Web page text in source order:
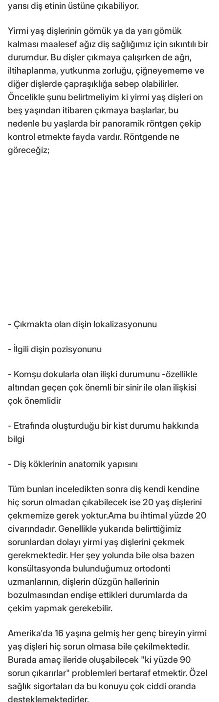
yarısı diş etinin üstüne çıkabiliyor.
Yirmi yaş dişlerinin gömük ya da yarı gömük
kalması maalesef ağız diş sağlığımız için sıkıntılı bir
durumdur. Bu dişler çıkmaya çalışırken de ağrı,
iltihaplanma, yutkunma zorluğu, çiğneyememe ve
diğer dişlerde çapraşıklığa sebep olabilirler.
Öncelikle şunu belirtmeliyim ki yirmi yaş dişleri on
beş yaşından itibaren çıkmaya başlarlar, bu
nedenle bu yaşlarda bir panoramik röntgen çekip
kontrol etmekte fayda vardır. Röntgende ne
göreceğiz;
- Çıkmakta olan dişin lokalizasyonunu
- İlgili dişin pozisyonunu
- Komşu dokularla olan ilişki durumunu -özellikle
altından geçen çok önemli bir sinir ile olan ilişkisi
çok önemlidir
- Etrafında oluşturduğu bir kist durumu hakkında
bilgi
- Diş köklerinin anatomik yapısını
Tüm bunları inceledikten sonra diş kendi kendine
hiç sorun olmadan çıkabilecek ise 20 yaş dişlerini
çekmemize gerek yoktur.Ama bu ihtimal yüzde 20
civarındadır. Genellikle yukarıda belirttiğimiz
sorunlardan dolayı yirmi yaş dişlerini çekmek
gerekmektedir. Her şey yolunda bile olsa bazen
konsültasyonda bulunduğumuz ortodonti
uzmanlarının, dişlerin düzgün hallerinin
bozulmasından endişe ettikleri durumlarda da
çekim yapmak gerekebilir.
Amerika'da 16 yaşına gelmiş her genç bireyin yirmi
yaş dişleri hiç sorun olmasa bile çekilmektedir.
Burada amaç ileride oluşabilecek "ki yüzde 90
sorun çıkarırlar" problemleri bertaraf etmektir. Özel
sağlık sigortaları da bu konuyu çok ciddi oranda
desteklemektedirler.